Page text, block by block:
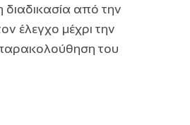
από την
έλεγχο μέχρι την
του